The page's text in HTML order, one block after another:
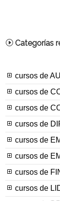
Categorías
cursos de
cursos de
cursos de
cursos de
cursos de
cursos de
cursos de
cursos de